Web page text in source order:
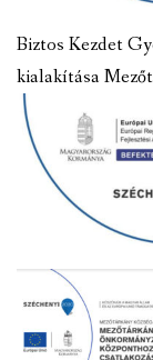
Biztos Kezdet
kialakítása